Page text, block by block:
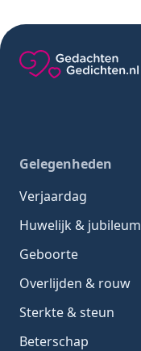
Gelegenheden
Verjaardag
Huwelijk & jubileum
Geboorte
Overlijden & rouw
Sterkte & steun
Beterschap